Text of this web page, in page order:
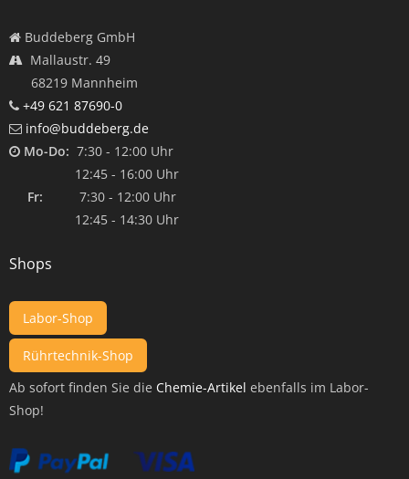
Buddeberg GmbH
Mallaustr. 49
68219 Mannheim
+49 621 87690-0
info@buddeberg.de
Mo-Do: 7:30 - 12:00 Uhr
12:45 - 16:00 Uhr
Fr: 7:30 - 12:00 Uhr
12:45 - 14:30 Uhr
Shops
Labor-Shop
Rührtechnik-Shop
Ab sofort finden Sie die Chemie-Artikel ebenfalls im Labor-
Shop!